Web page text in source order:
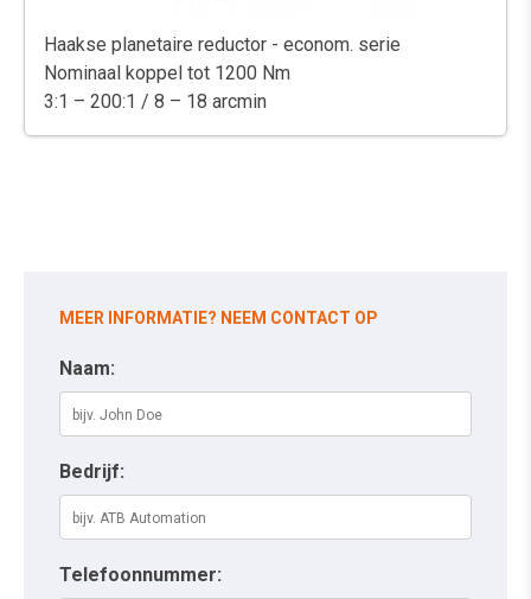
Haakse planetaire reductor - econom. serie
Nominaal koppel tot 1200 Nm
3:1 – 200:1 / 8 – 18 arcmin
MEER INFORMATIE? NEEM CONTACT OP
Naam:
Bedrijf:
Telefoonnummer: